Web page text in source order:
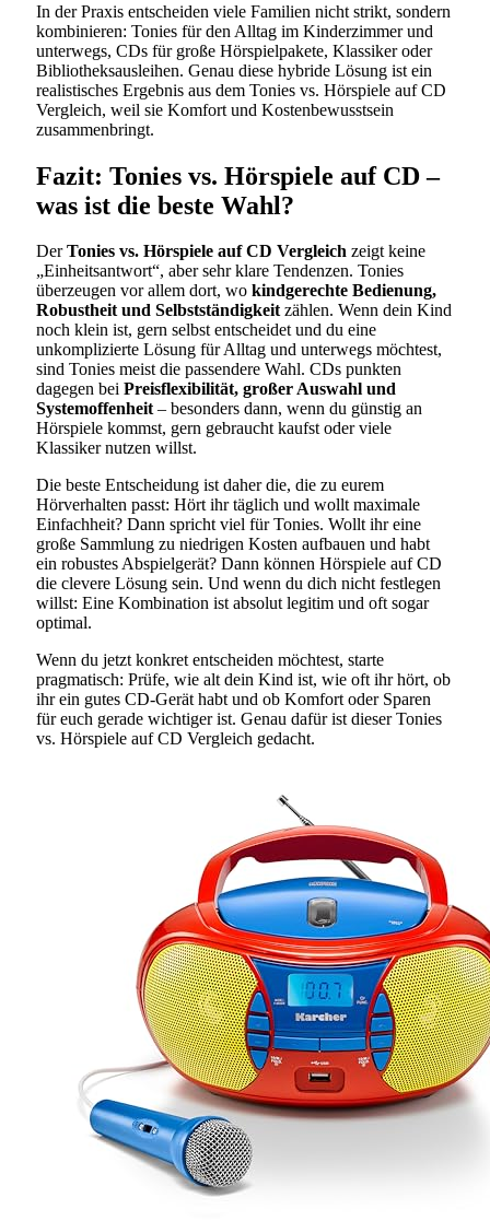
In der Praxis entscheiden viele Familien nicht strikt, sondern
kombinieren: Tonies für den Alltag im Kinderzimmer und
unterwegs, CDs für große Hörspielpakete, Klassiker oder
Bibliotheksausleihen. Genau diese hybride Lösung ist ein
realistisches Ergebnis aus dem Tonies vs. Hörspiele auf CD
Vergleich, weil sie Komfort und Kostenbewusstsein
zusammenbringt.
Fazit: Tonies vs. Hörspiele auf CD –
was ist die beste Wahl?
DerTonies vs. Hörspiele auf CD Vergleich zeigt keine
„Einheitsantwort“, aber sehr klare Tendenzen. Tonies
überzeugen vor allem dort, wo kindgerechte Bedienung,
Robustheit und Selbstständigkeitzählen. Wenn dein Kind
noch klein ist, gern selbst entscheidet und du eine
unkomplizierte Lösung für Alltag und unterwegs möchtest,
sind Tonies meist die passendere Wahl. CDs punkten
dagegen bei Preisflexibilität, großer Auswahl und
Systemoffenheit– besonders dann, wenn du günstig an
Hörspiele kommst, gern gebraucht kaufst oder viele
Klassiker nutzen willst.
Die beste Entscheidung ist daher die, die zu eurem
Hörverhalten passt: Hört ihr täglich und wollt maximale
Einfachheit? Dann spricht viel für Tonies. Wollt ihr eine
große Sammlung zu niedrigen Kosten aufbauen und habt
ein robustes Abspielgerät? Dann können Hörspiele auf CD
die clevere Lösung sein. Und wenn du dich nicht festlegen
willst: Eine Kombination ist absolut legitim und oft sogar
optimal.
Wenn du jetzt konkret entscheiden möchtest, starte
pragmatisch: Prüfe, wie alt dein Kind ist, wie oft ihr hört, ob
ihr ein gutes CD-Gerät habt und ob Komfort oder Sparen
für euch gerade wichtiger ist. Genau dafür ist dieser Tonies
vs. Hörspiele auf CD Vergleich gedacht.